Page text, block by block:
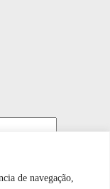
de navegação,